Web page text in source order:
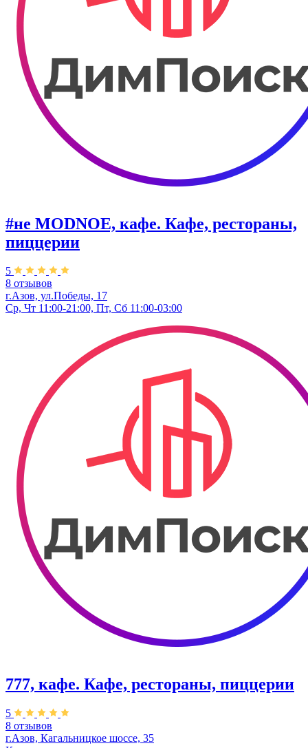
#не MODNOE, кафе. Кафе, рестораны,
пиццерии
5
8 отзывов
г.Азов, ул.Победы, 17
Ср, Чт 11:00-21:00, Пт, Сб 11:00-03:00
777, кафе. Кафе, рестораны, пиццерии
5
8 отзывов
г.Азов, Кагальницкое шоссе, 35